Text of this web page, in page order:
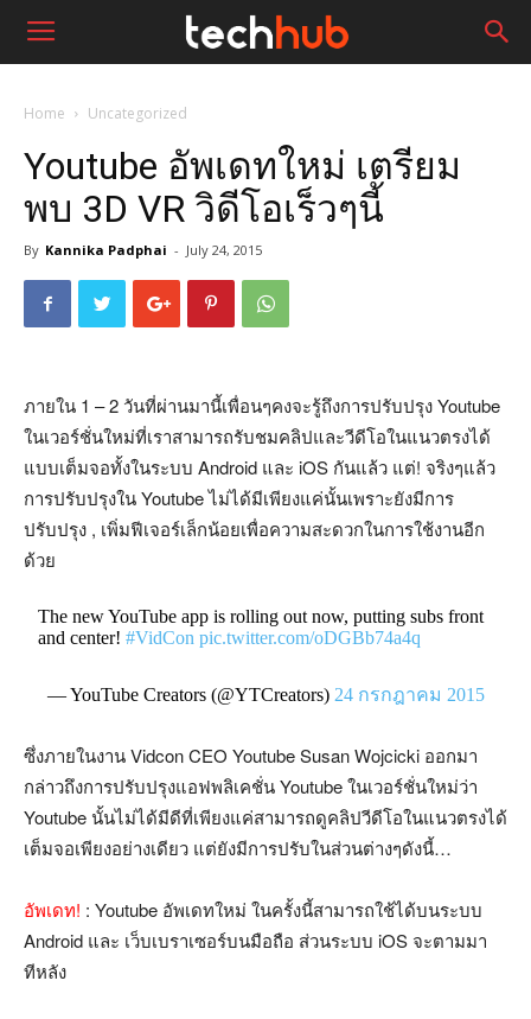
Home Uncategorized
Youtube อัพเดทใหม่ เตรียม
พบ 3D VR วิดีโอเร็วๆนี้
By Kannika Padphai - July 24, 2015
ภายใน 1 – 2 วันที่ผ่านมานี้เพื่อนๆคงจะรู้ถึงการปรับปรุง Youtube
ในเวอร์ชั่นใหม่ที่เราสามารถรับชมคลิปและวีดีโอในแนวตรงได้
แบบเต็มจอทั้งในระบบ Android และ iOS กันแล้ว แต่! จริงๆแล้ว
การปรับปรุงใน Youtube ไม่ได้มีเพียงแค่นั้นเพราะยังมีการ
ปรับปรุง , เพิ่มฟีเจอร์เล็กน้อยเพื่อความสะดวกในการใช้งานอีก
ด้วย
The new YouTube app is rolling out now, putting subs front
and center!#VidCon pic.twitter.com/oDGBb74a4q
— YouTube Creators (@YTCreators) 24 กรกฎาคม 2015
ซึ่งภายในงาน Vidcon CEO Youtube Susan Wojcicki ออกมา
กล่าวถึงการปรับปรุงแอฟพลิเคชั่น Youtube ในเวอร์ชั่นใหม่ว่า
Youtube นั้นไม่ได้มีดีที่เพียงแค่สามารถดูคลิปวีดีโอในแนวตรงได้
เต็มจอเพียงอย่างเดียว แต่ยังมีการปรับในส่วนต่างๆดังนี้…
อัพเดท! : Youtube อัพเดทใหม่ ในครั้งนี้สามารถใช้ได้บนระบบ
Android และ เว็บเบราเซอร์บนมือถือ ส่วนระบบ iOS จะตามมา
ทีหลัง